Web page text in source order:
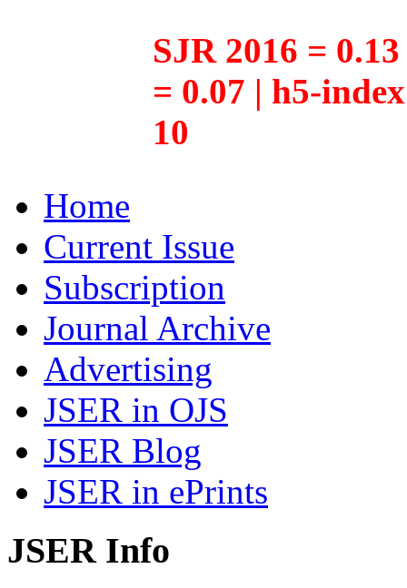
SJR 2016 =
= 0.07 | h5-
10
Home
Current Issue
Subscription
Journal Archive
Advertising
JSER in OJS
JSER Blog
JSER in ePrints
JSER Info